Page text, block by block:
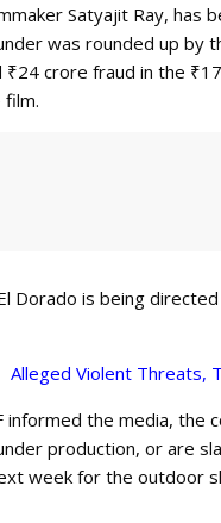
Satyajit Ray, has
was rounded up by
crore fraud in the
film.
Dorado is being
Alleged Violent Threats,
informed the media,
production, or are
week for the outdoor